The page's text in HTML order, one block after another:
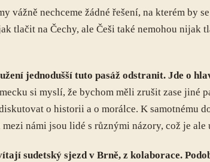
vážně nechceme žádné řešení, na kterém by
tlačit na Čechy, ale Češi také nemohou nijak
jednodušší tuto pasáž odstranit. Jde o
si myslí, že bychom měli zrušit zase jiné
o historii a o morálce. K samotnému
námi jsou lidé s různými názory, což je
sudetský sjezd v Brně, z kolaborace.